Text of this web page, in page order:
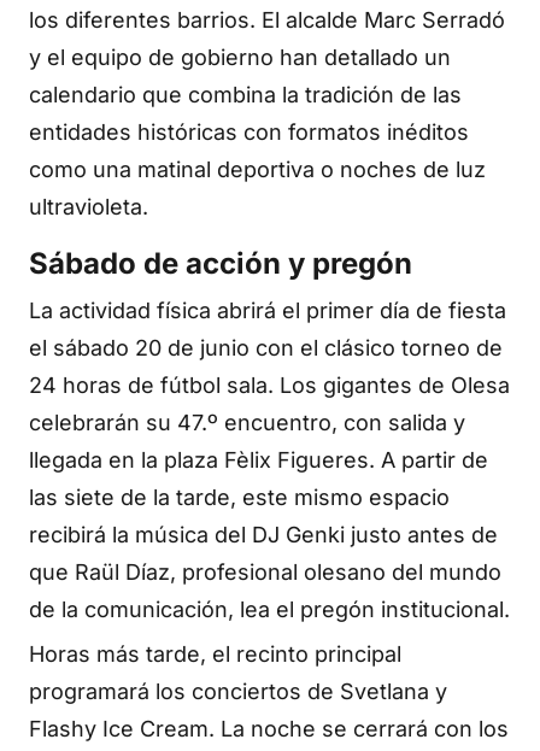
los diferentes barrios. El alcalde Marc Serradó
y el equipo de gobierno han detallado un
calendario que combina la tradición de las
entidades históricas con formatos inéditos
como una matinal deportiva o noches de luz
ultravioleta.
Sábado de acción y pregón
La actividad física abrirá el primer día de fiesta
el sábado 20 de junio con el clásico torneo de
24 horas de fútbol sala. Los gigantes de Olesa
celebrarán su 47.º encuentro, con salida y
llegada en la plaza Fèlix Figueres. A partir de
las siete de la tarde, este mismo espacio
recibirá la música del DJ Genki justo antes de
que Raül Díaz, profesional olesano del mundo
de la comunicación, lea el pregón institucional.
Horas más tarde, el recinto principal
programará los conciertos de Svetlana y
Flashy Ice Cream. La noche se cerrará con los